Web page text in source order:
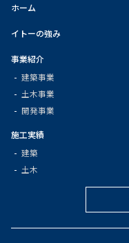
ホーム
イトーの強み
事業紹介
建築事業
土木事業
開発事業
施工実績
建築
土木